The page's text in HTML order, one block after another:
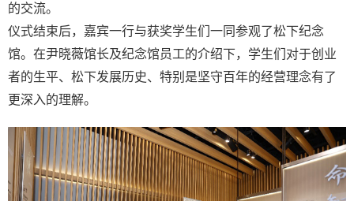
的交流。
仪式结束后，嘉宾一行与获奖学生们一同参观了松下纪念
馆。在尹晓薇馆长及纪念馆员工的介绍下，学生们对于创业
者的生平、松下发展历史、特别是坚守百年的经营理念有了
更深入的理解。